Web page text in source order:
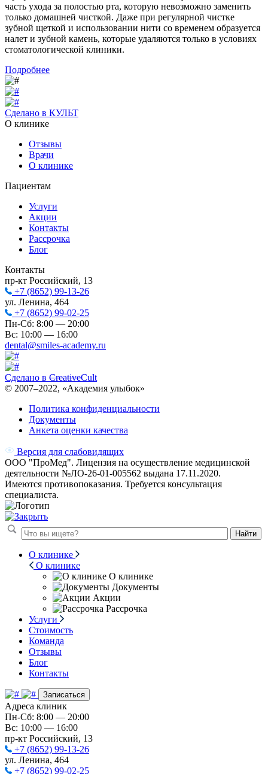
часть ухода за полостью рта, которую невозможно заменить
только домашней чисткой. Даже при регулярной чистке
зубной щеткой и использовании нити со временем образуется
налет и зубной камень, которые удаляются только в условиях
стоматологической клиники.
Подробнее
Сделано в КУЛЬТ
О клинике
Отзывы
Врачи
О клинике
Пациентам
Услуги
Акции
Контакты
Рассрочка
Блог
Контакты
пр-кт Российский, 13
+7 (8652) 99-13-26
ул. Ленина, 464
+7 (8652) 99-02-25
Пн-Сб: 8:00 — 20:00
Вс: 10:00 — 16:00
dental@smiles-academy.ru
Сделано в CreativeCult
© 2007–2022, «Академия улыбок»
Политика конфиденциальности
Документы
Анкета оценки качества
Версия для слабовидящих
ООО "ПроМед". Лицензия на осуществление медицинской
деятельности №ЛО-26-01-005562 выдана 17.11.2020.
Имеются противопоказания. Требуется консультация
специалиста.
Найти
О клинике
О клинике
О клинике
Документы
Акции
Рассрочка
Услуги
Стоимость
Команда
Отзывы
Блог
Контакты
Записаться
Адреса клиник
Пн-Сб: 8:00 — 20:00
Вс: 10:00 — 16:00
пр-кт Российский, 13
+7 (8652) 99-13-26
ул. Ленина, 464
+7 (8652) 99-02-25